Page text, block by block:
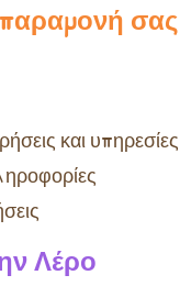
και υπηρεσίες
Λέρο